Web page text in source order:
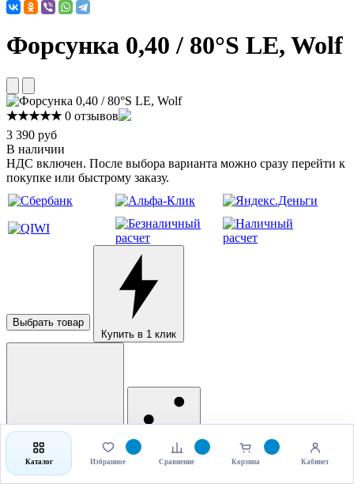
Форсунка 0,40 / 80°S LE, Wolf
★★★★★ 0 отзывов
3 390 руб
В наличии
НДС включен. После выбора варианта можно сразу перейти к
покупке или быстрому заказу.
Выбрать товар
Купить в 1 клик
Рассчитать доставку Поделиться
Каталог Избранное Сравнение Корзина Кабинет